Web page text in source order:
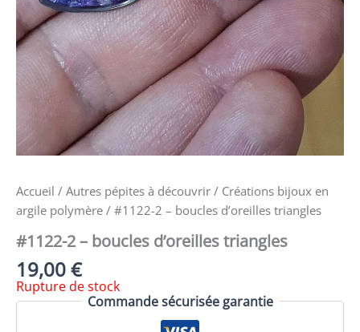
Accueil / Autres pépites à découvrir / Créations bijoux en
argile polymère / #1122-2 – boucles d’oreilles triangles
#1122-2 – boucles d’oreilles triangles
19,00€
Rupture de stock
Commande sécurisée garantie